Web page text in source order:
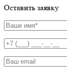
Оставить заявку